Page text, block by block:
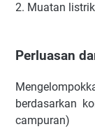
2. Muatan listrik
Perluasan
berdasarkan
campuran)